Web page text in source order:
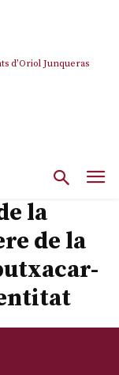
Junqueras
atac frontal al retorn
la
de la